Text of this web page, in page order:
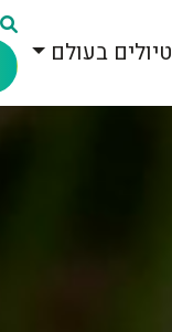
טיולים בעולם